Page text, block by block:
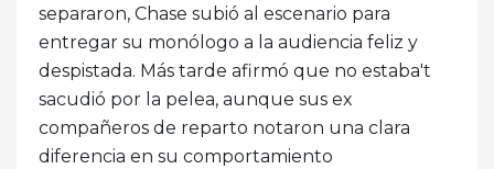
separaron, Chase subió al escenario para
entregar su monólogo a la audiencia feliz y
despistada. Más tarde afirmó que no estaba't
sacudió por la pelea, aunque sus ex
compañeros de reparto notaron una clara
diferencia en su comportamiento